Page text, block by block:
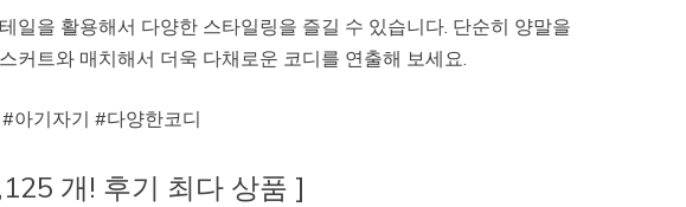
일을 활용해서 다양한 스타일링을 즐길 수 있습니다. 단순히 양말을
커트와 매치해서 더욱 다채로운 코디를 연출해 보세요.
아기자기 #다양한코디
개! 후기 최다 상품 ]